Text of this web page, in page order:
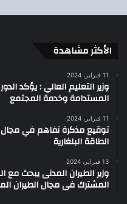
الأكثر مشاهدة
11 فبراير، 2024
وزير التعليم العالي : يؤكد
المستدامة وخدمة المجتمع
11 فبراير، 2024
توقيع مذكرة تفاهم في مجال
الطاقة البلغارية
13 فبراير، 2024
وزير الطيران المدنى يبحث مع
المشترك فى مجال الطيران